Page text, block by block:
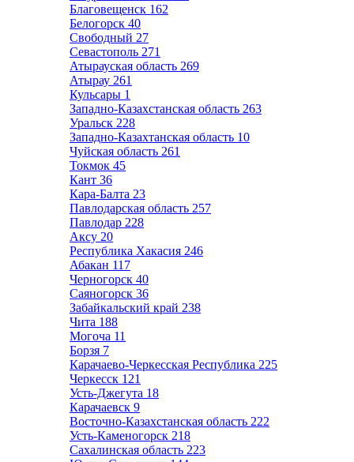
Благовещенск 162
Белогорск 40
Свободный 27
Севастополь 271
Атырауская область 269
Атырау 261
Кульсары 1
Западно-Казахстанская область 263
Уральск 228
Западно-Казахтанская область 10
Чуйская область 261
Токмок 45
Кант 36
Кара-Балта 23
Павлодарская область 257
Павлодар 228
Аксу 20
Республика Хакасия 246
Абакан 117
Черногорск 40
Саяногорск 36
Забайкальский край 238
Чита 188
Могоча 11
Борзя 7
Карачаево-Черкесская Республика 225
Черкесск 121
Усть-Джегута 18
Карачаевск 9
Восточно-Казахстанская область 222
Усть-Каменогорск 218
Сахалинская область 223